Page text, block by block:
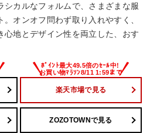
シカルなフォルムで、さまざまな服
オンオフ問わず取り入れやすく、
心地とデザイン性を両立した、おす
楽天市場で見る
ZOZOTOWNで見る